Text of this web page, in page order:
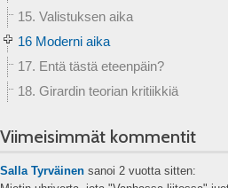
15. Valistuksen aika
16 Moderni aika
17. Entä tästä eteenpäin?
18. Girardin teorian kritiikkiä
Viimeisimmät kommentit
Salla Tyrväinen sanoi 2 vuotta sitten: